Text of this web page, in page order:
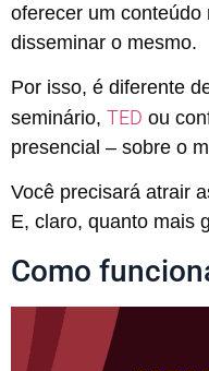
oferecer um conteúdo
disseminar o mesmo.
Por isso, é diferente
seminário, TED ou
presencial – sobre o
Você precisará atrair
E, claro, quanto mais
Como